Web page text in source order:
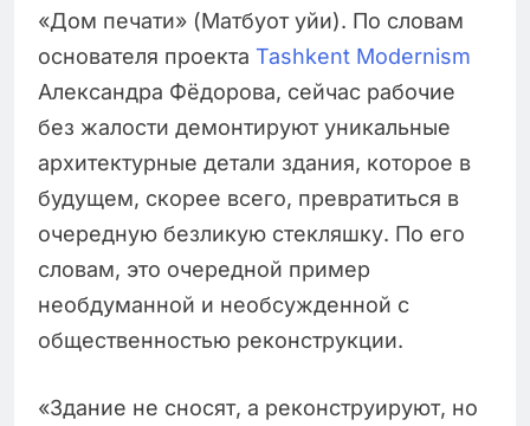
«Дом печати» (Матбуот уйи). По словам
основателя проекта Tashkent Modernism
Александра Фёдорова, сейчас рабочие
без жалости демонтируют уникальные
архитектурные детали здания, которое в
будущем, скорее всего, превратиться в
очередную безликую стекляшку. По его
словам, это очередной пример
необдуманной и необсужденной с
общественностью реконструкции.
«Здание не сносят, а реконструируют, но